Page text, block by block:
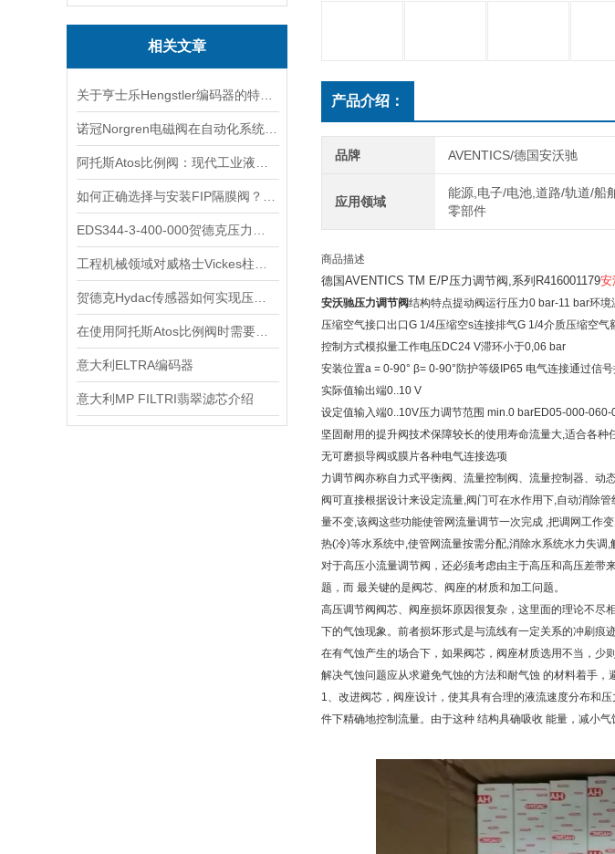
相关文章
意大利ELTRA编码器
意大利MP FILTRI翡翠滤芯介绍
产品介绍：
品牌 AVENTICS/德国安沃驰
应用领域
能源,电子/电池,道路/轨道/船
零部件
商品描述
德国AVENTICS TM E/P压力调节阀,系列R416001179安
安沃驰压力调节阀结构特点提动阀运行压力0 bar-11 bar环
压缩空气接口出口G 1/4压缩空s连接排气G 1/4介质压缩空气
控制方式模拟量工作电压DC24 V滞环小于0,06 bar
安装位置a = 0-90° β= 0-90°防护等级IP65 电气连接通过信
实际值输出端0..10 V
设定值输入端0..10V压力调节范围 min.0 barED05-000-
坚固耐用的提升阀技术保障较长的使用寿命流量大,适合各种
无可磨损导阀或膜片各种电气连接选项
力调节阀亦称自力式平衡阀、流量控制阀、流量控制器、动
阀可直接根据设计来设定流量,阀门可在水作用下,自动消除
量不变,该阀这些功能使管网流量调节一次完成 ,把调网工作
热(冷)等水系统中,使管网流量按需分配,消除水系统水力失调,
对于高压小流量调节阀，还必须考虑由主于高压和高压差带
题，而 最关键的是阀芯、阀座的材质和加工问题。
高压调节阀阀芯、阀座损坏原因很复杂，这里面的理论不尽
下的气蚀现象。前者损坏形式是与流线有一定关系的冲刷痕
在有气蚀产生的场合下，如果阀芯，阀座材质选用不当，少
解决气蚀问题应从求避免气蚀的方法和耐气蚀 的材料着手，
1、改进阀芯，阀座设计，使其具有合理的液流速度分布和
件下精确地控制流量。由于这种 结构具确吸收 能量，减小